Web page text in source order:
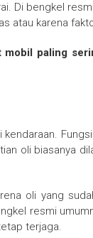
Di bengkel
atau karena
mobil paling
kendaraan.
oli biasanya
oli yang
resmi
terjaga.